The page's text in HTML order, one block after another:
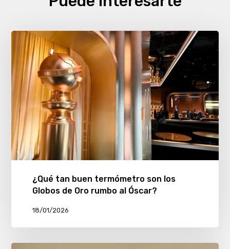
¿Qué tan buen termómetro son los
Globos de Oro rumbo al Óscar?
18/01/2026